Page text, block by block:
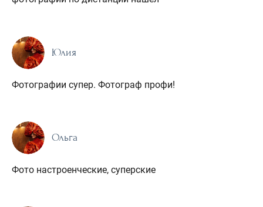
Юлия
Фотографии супер. Фотограф профи!
Ольга
Фото настроенческие, суперские